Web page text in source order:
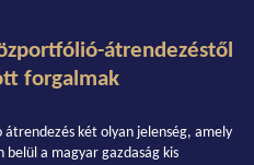
átrendezéstől
forgalmak
két olyan jelenség, amely
belül a magyar gazdaság kis